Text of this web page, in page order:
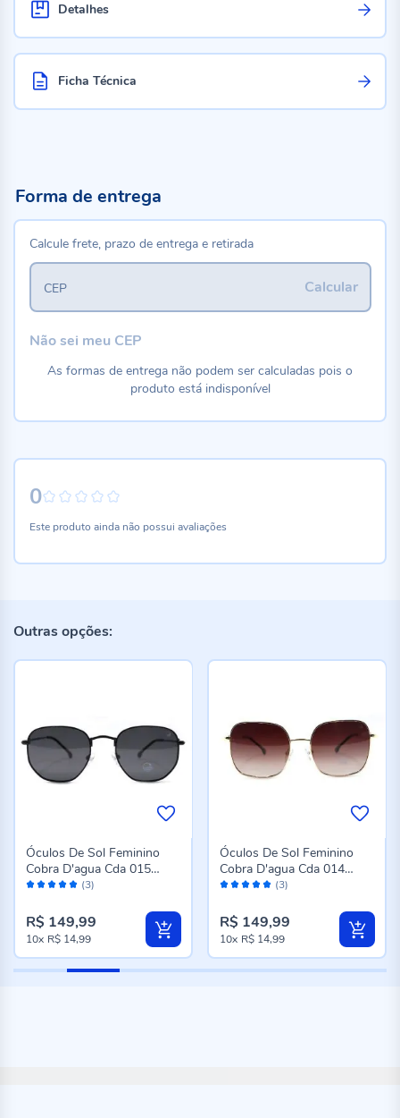
Detalhes
Ficha Técnica
0
Este produto ainda não possui avaliações
Forma de entrega
Calcule frete, prazo de entrega e retirada
Calcular
CEP
Não sei meu CEP
As formas de entrega não podem ser calculadas pois o
produto está indisponível
Outras opções:
Avaliação: (3)
Óculos De Sol Feminino
Cobra D'agua Cda 015
C300 - Preto
R$ 149,99
10x R$ 14,99
Avaliação: (3)
Óculos De Sol Feminino
Cobra D'agua Cda 014
C200 - Dourado
R$ 149,99
10x R$ 14,99